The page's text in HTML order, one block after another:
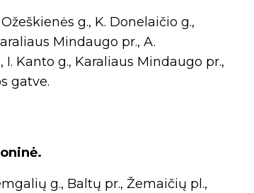
g., K. Donelaičio g.,
Mindaugo pr., A.
Kanto g., Karaliaus Mindaugo pr.,
gatve.
g., Baltų pr., Žemaičių pl.,